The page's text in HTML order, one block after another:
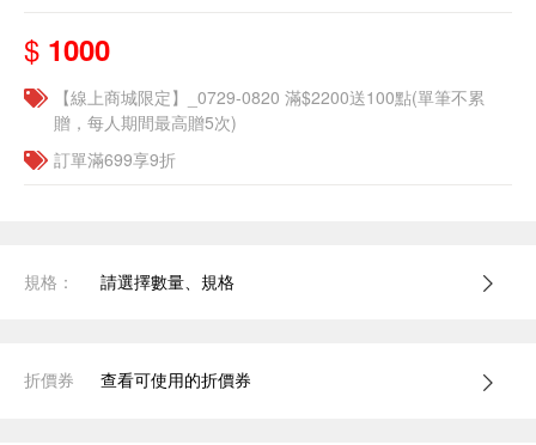
$ 1000
【線上商城限定】_0729-0820 滿$2200送100點(單筆不累
贈，每人期間最高贈5次)
訂單滿699享9折
規格： 請選擇數量、規格
折價券 查看可使用的折價券